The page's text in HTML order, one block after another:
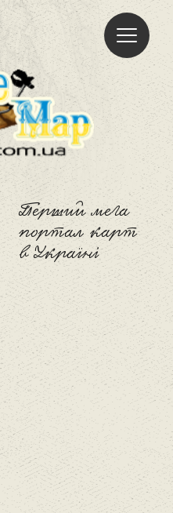
Freemap
Перший мега
портал карт
в Україні